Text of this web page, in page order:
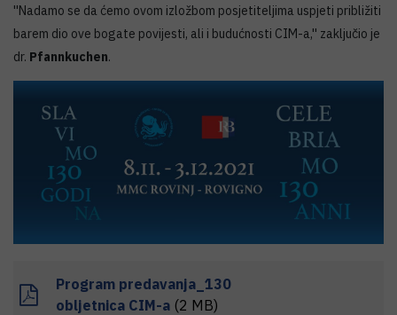
''Nadamo se da ćemo ovom izložbom posjetiteljima uspjeti približiti
barem dio ove bogate povijesti, ali i budućnosti CIM-a,'' zaključio je
dr. Pfannkuchen.
Program predavanja_130
obljetnica CIM-a (2 MB)